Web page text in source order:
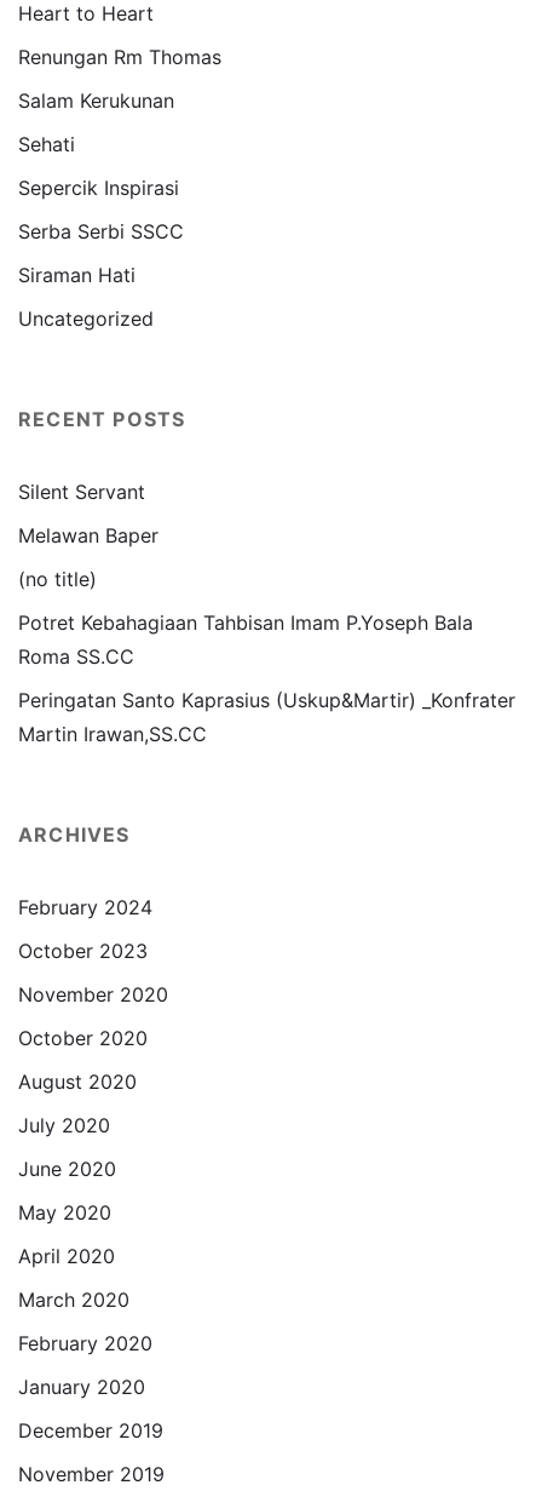
Heart to Heart
Renungan Rm Thomas
Salam Kerukunan
Sehati
Sepercik Inspirasi
Serba Serbi SSCC
Siraman Hati
Uncategorized
RECENT POSTS
Silent Servant
Melawan Baper
(no title)
Potret Kebahagiaan Tahbisan Imam P.Yoseph Bala
Roma SS.CC
Peringatan Santo Kaprasius (Uskup&Martir) _Konfrater
Martin Irawan,SS.CC
ARCHIVES
February 2024
October 2023
November 2020
October 2020
August 2020
July 2020
June 2020
May 2020
April 2020
March 2020
February 2020
January 2020
December 2019
November 2019